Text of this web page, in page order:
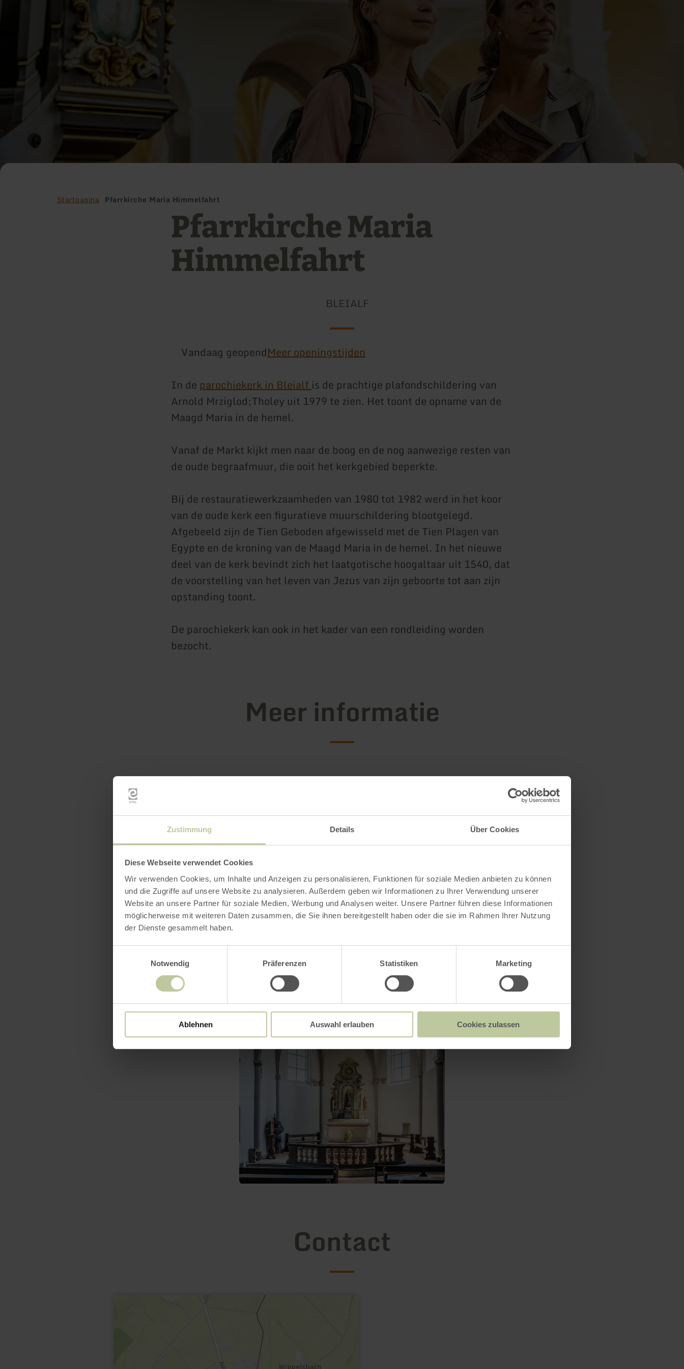
Zustimmung Details Über Cookies
Diese Webseite verwendet Cookies
Wir verwenden Cookies, um Inhalte und Anzeigen zu personalisieren, Funktionen für soziale Medien anbieten zu können
und die Zugriffe auf unsere Website zu analysieren. Außerdem geben wir Informationen zu Ihrer Verwendung unserer
Website an unsere Partner für soziale Medien, Werbung und Analysen weiter. Unsere Partner führen diese Informationen
möglicherweise mit weiteren Daten zusammen, die Sie ihnen bereitgestellt haben oder die sie im Rahmen Ihrer Nutzung
der Dienste gesammelt haben.
Notwendig
Präferenzen Statistiken Marketing
Ablehnen Auswahl erlauben Cookies zulassen
Startpagina Pfarrkirche Maria Himmelfahrt
Pfarrkirche Maria
Himmelfahrt
BLEIALF
Vandaag geopendMeer openingstijden
In de parochiekerk in Bleialfis de prachtige plafondschildering van
Arnold Mrziglod;Tholey uit 1979 te zien. Het toont de opname van de
Maagd Maria in de hemel.
Vanaf de Markt kijkt men naar de boog en de nog aanwezige resten van
de oude begraafmuur, die ooit het kerkgebied beperkte.
Bij de restauratiewerkzaamheden van 1980 tot 1982 werd in het koor
van de oude kerk een figuratieve muurschildering blootgelegd.
Afgebeeld zijn de Tien Geboden afgewisseld met de Tien Plagen van
Egypte en de kroning van de Maagd Maria in de hemel. In het nieuwe
deel van de kerk bevindt zich het laatgotische hoogaltaar uit 1540, dat
de voorstelling van het leven van Jezus van zijn geboorte tot aan zijn
opstanding toont.
De parochiekerk kan ook in het kader van een rondleiding worden
bezocht.
Meer informatie
Openingstijden
Impressies
Contact